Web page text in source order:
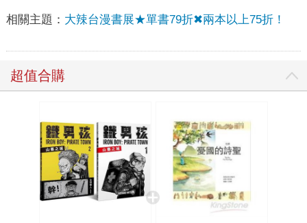
相關主題： 大辣台漫書展★單書79折✖兩本以上75折！
超值合購